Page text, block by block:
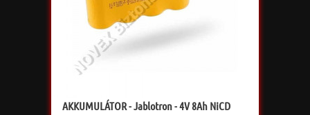
AKKUMULÁTOR - Jablotron - 4V 8Ah NiCD